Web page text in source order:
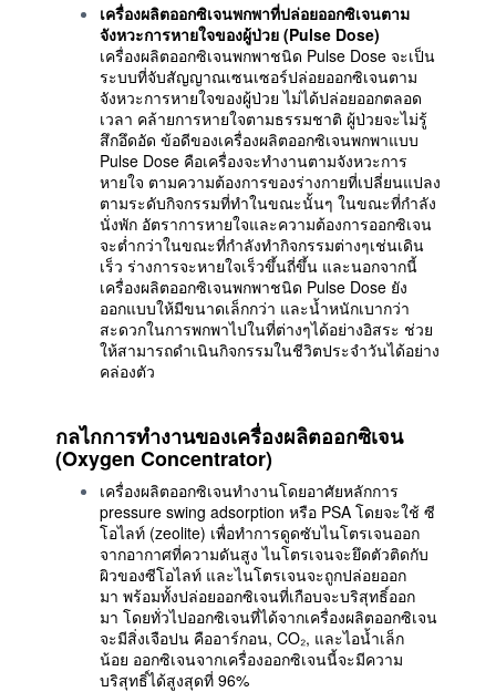
เครื่องผลิตออกซิเจนพกพาที่ปล่อยออกซิเจนตาม
จังหวะการหายใจของผู้ป่วย (Pulse Dose)
เครื่องผลิตออกซิเจนพกพาชนิด Pulse Dose จะเป็น
ระบบที่จับสัญญาณเซนเซอร์ปล่อยออกซิเจนตาม
จังหวะการหายใจของผู้ป่วย ไม่ได้ปล่อยออกตลอด
เวลา คล้ายการหายใจตามธรรมชาติ ผู้ป่วยจะไม่รู้
สึกอึดอัด ข้อดีของเครื่องผลิตออกซิเจนพกพาแบบ
Pulse Dose คือเครื่องจะทำงานตามจังหวะการ
หายใจ ตามความต้องการของร่างกายที่เปลี่ยนแปลง
ตามระดับกิจกรรมที่ทำในขณะนั้นๆ ในขณะที่กำลัง
นั่งพัก อัตราการหายใจและความต้องการออกซิเจน
จะต่ำกว่าในขณะที่กำลังทำกิจกรรมต่างๆเช่นเดิน
เร็ว ร่างการจะหายใจเร็วขึ้นถี่ขึ้น และนอกจากนี้
เครื่องผลิตออกซิเจนพกพาชนิด Pulse Dose ยัง
ออกแบบให้มีขนาดเล็กกว่า และน้ำหนักเบากว่า
สะดวกในการพกพาไปในที่ต่างๆได้อย่างอิสระ ช่วย
ให้สามารถดำเนินกิจกรรมในชีวิตประจำวันได้อย่าง
คล่องตัว
กลไกการทำงานของเครื่องผลิตออกซิเจน
(Oxygen Concentrator)
เครื่องผลิตออกซิเจนทำงานโดยอาศัยหลักการ
pressure swing adsorption หรือ PSA โดยจะใช้ ซี
โอไลท์ (zeolite) เพื่อทำการดูดซับไนโตรเจนออก
จากอากาศที่ความดันสูง ไนโตรเจนจะยึดตัวติดกับ
ผิวของซีโอไลท์ และไนโตรเจนจะถูกปล่อยออก
มา พร้อมทั้งปล่อยออกซิเจนที่เกือบจะบริสุทธิ์ออก
มา โดยทั่วไปออกซิเจนที่ได้จากเครื่องผลิตออกซิเจน
จะมีสิ่งเจือปน คืออาร์กอน, CO₂, และไอน้ำเล็ก
น้อย ออกซิเจนจากเครื่องออกซิเจนนี้จะมีความ
บริสุทธิ์ได้สูงสุดที่ 96%